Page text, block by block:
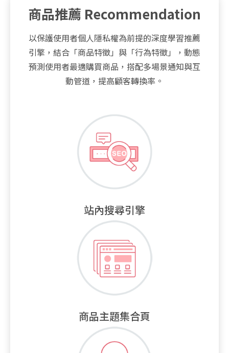
商品推薦 Recommendation
以保護使用者個人隱私權為前提的深度學習推薦
引擎，結合「商品特徵」與「行為特徵」，動態
預測使用者最適購買商品，搭配多場景通知與互
動管道，提高顧客轉換率。
站內搜尋引擎
商品主題集合頁